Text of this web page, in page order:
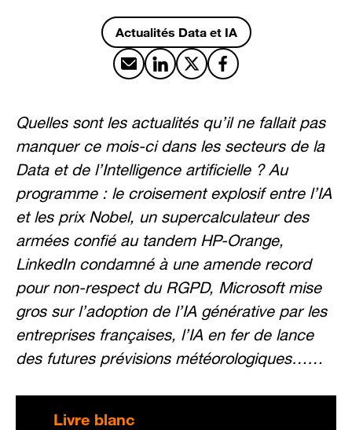
Actualités Data et IA
Partager par email
Partager sur LinkedIn
Partager sur X
Partager sur Facebook
Quelles sont les actualités qu’il ne fallait pas
manquer ce mois-ci dans les secteurs de la
Data et de l’Intelligence artificielle ? Au
programme : le croisement explosif entre l’IA
et les prix Nobel, un supercalculateur des
armées confié au tandem HP-Orange,
LinkedIn condamné à une amende record
pour non-respect du RGPD, Microsoft mise
gros sur l’adoption de l’IA générative par les
entreprises françaises, l’IA en fer de lance
des futures prévisions météorologiques……
Livre blanc